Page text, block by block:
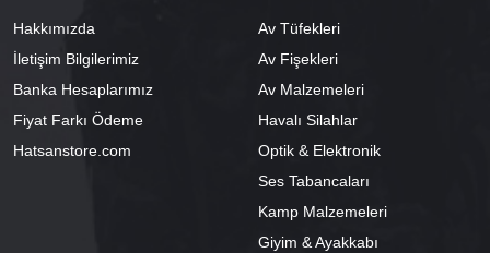
Hakkımızda
İletişim Bilgilerimiz
Banka Hesaplarımız
Fiyat Farkı Ödeme
Hatsanstore.com
Av Tüfekleri
Av Fişekleri
Av Malzemeleri
Havalı Silahlar
Optik & Elektronik
Ses Tabancaları
Kamp Malzemeleri
Giyim & Ayakkabı